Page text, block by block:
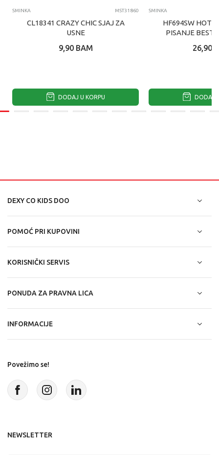
SMINKA MST31860
CL18341 CRAZY CHIC SJAJ ZA
USNE
9,90 BAM
DODAJ U KORPU
SMINKA
HF694SW HOT
PISANJE
26,90
DODAJ
DEXY CO KIDS DOO
POMOĆ PRI KUPOVINI
KORISNIČKI SERVIS
PONUDA ZA PRAVNA LICA
INFORMACIJE
Povežimo se!
NEWSLETTER